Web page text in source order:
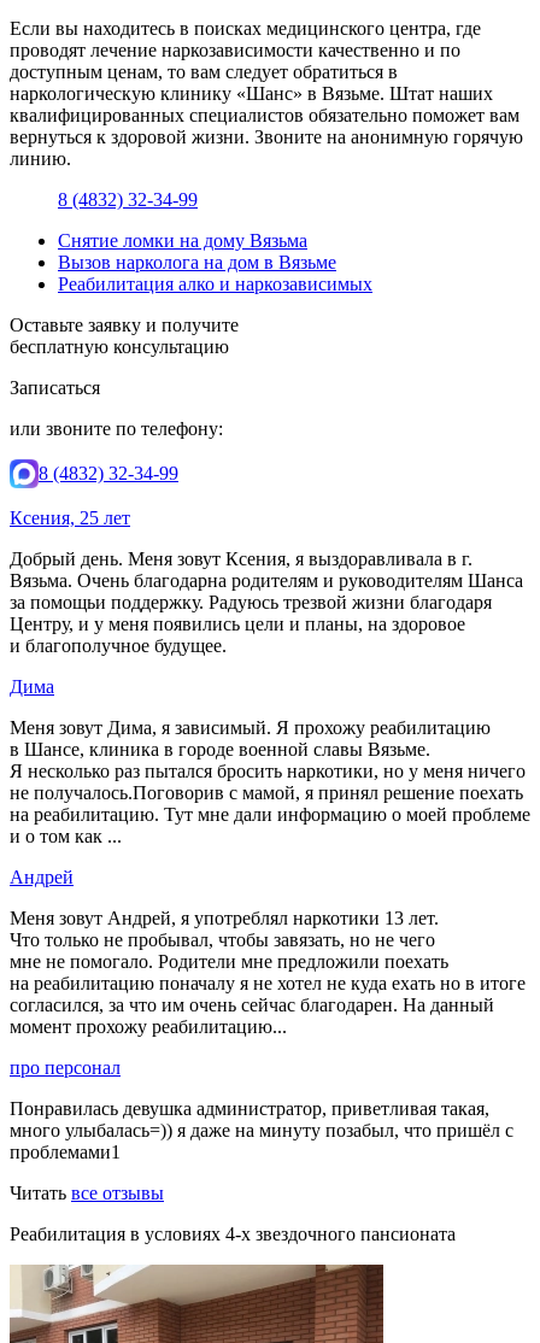
Если вы находитесь в поисках медицинского центра, где
проводят лечение наркозависимости качественно и по
доступным ценам, то вам следует обратиться в
наркологическую клинику «Шанс» в Вязьме. Штат наших
квалифицированных специалистов обязательно поможет вам
вернуться к здоровой жизни. Звоните на анонимную горячую
линию.
8 (4832) 32-34-99
Снятие ломки на дому Вязьма
Вызов нарколога на дом в Вязьме
Реабилитация алко и наркозависимых
Оставьте заявку и получите
бесплатную консультацию
Записаться
или звоните по телефону:
8 (4832) 32-34-99
Ксения, 25 лет
Добрый день. Меня зовут Ксения, я выздоравливала в г.
Вязьма. Очень благодарна родителям и руководителям Шанса
за помощьи поддержку. Радуюсь трезвой жизни благодаря
Центру, и у меня появились цели и планы, на здоровое
и благополучное будущее.
Дима
Меня зовут Дима, я зависимый. Я прохожу реабилитацию
в Шансе, клиника в городе военной славы Вязьме.
Я несколько раз пытался бросить наркотики, но у меня ничего
не получалось.Поговорив с мамой, я принял решение поехать
на реабилитацию. Тут мне дали информацию о моей проблеме
и о том как ...
Андрей
Меня зовут Андрей, я употреблял наркотики 13 лет.
Что только не пробывал, чтобы завязать, но не чего
мне не помогало. Родители мне предложили поехать
на реабилитацию поначалу я не хотел не куда ехать но в итоге
согласился, за что им очень сейчас благодарен. На данный
момент прохожу реабилитацию...
про персонал
Понравилась девушка администратор, приветливая такая,
много улыбалась=)) я даже на минуту позабыл, что пришёл с
проблемами1
Читать все отзывы
Реабилитация в условиях 4-х звездочного пансионата